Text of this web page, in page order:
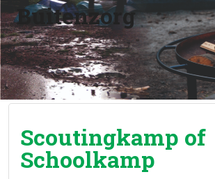
Buitenzorg
Scoutingkamp of
Schoolkamp